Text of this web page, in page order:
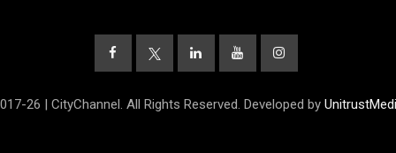
26 | CityChannel. All Rights Reserved. Developed by